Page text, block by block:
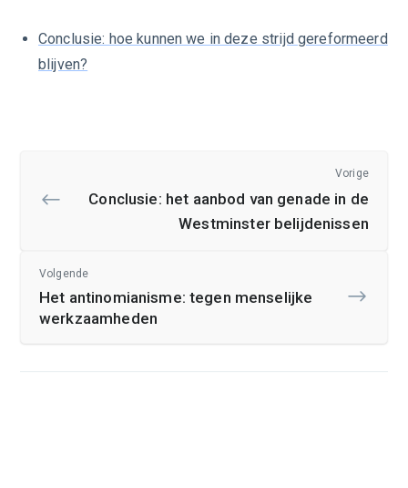
Conclusie: hoe kunnen we in deze strijd gereformeerd
blijven?
Vorige
Conclusie: het aanbod van genade in de
Westminster belijdenissen
Volgende
Het antinomianisme: tegen menselijke
werkzaamheden